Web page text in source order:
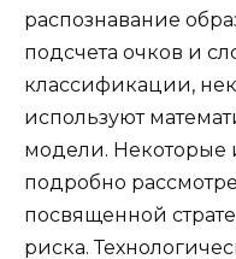
распознавание
подсчета очков и
классификации,
используют
модели. Некоторые
подробно
посвященной
риска.